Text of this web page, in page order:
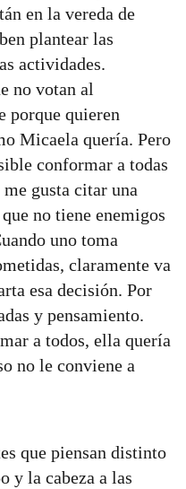
en la vereda de
plantear las
actividades.
no votan al
porque quieren
Micaela quería. Pero
conformar a todas
gusta citar una
no tiene enemigos
uno toma
claramente va
esa decisión. Por
y pensamiento.
a todos, ella quería
no le conviene a
que piensan distinto
y la cabeza a las